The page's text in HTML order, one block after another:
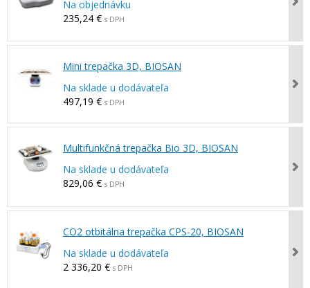
Na objednávku
235,24 € s DPH
Mini trepačka 3D, BIOSAN
Na sklade u dodávateľa
497,19 € s DPH
Multifunkčná trepačka Bio 3D, BIOSAN
Na sklade u dodávateľa
829,06 € s DPH
CO2 otbitálna trepačka CPS-20, BIOSAN
Na sklade u dodávateľa
2 336,20 € s DPH